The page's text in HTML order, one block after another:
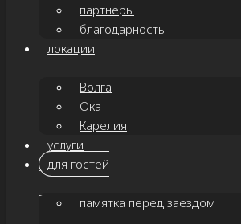
партнёры
благодарность
локации
Волга
Ока
Карелия
услуги
для гостей
памятка перед заездом